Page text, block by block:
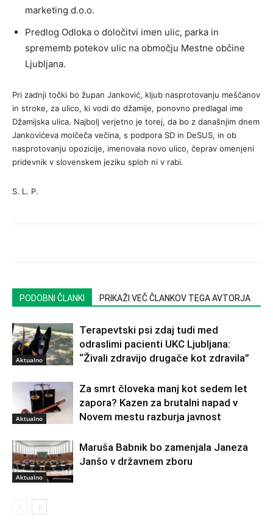
marketing d.o.o.
Predlog Odloka o določitvi imen ulic, parka in
sprememb potekov ulic na območju Mestne občine
Ljubljana.
Pri zadnji točki bo župan Janković, kljub nasprotovanju meščanov
in stroke, za ulico, ki vodi do džamije, ponovno predlagal ime
Džamijska ulica. Najbolj verjetno je torej, da bo z današnjim dnem
Jankovićeva molčeča večina, s podpora SD in DeSUS, in ob
nasprotovanju opozicije, imenovala novo ulico, čeprav omenjeni
pridevnik v slovenskem jeziku sploh ni v rabi.
S. L. P.
PODOBNI ČLANKI PRIKAŽI VEČ ČLANKOV TEGA AVTORJA
Aktualno
Terapevtski psi zdaj tudi med
odraslimi pacienti UKC Ljubljana:
“Živali zdravijo drugače kot zdravila”
Aktualno
Za smrt človeka manj kot sedem let
zapora? Kazen za brutalni napad v
Novem mestu razburja javnost
Aktualno
Maruša Babnik bo zamenjala Janeza
Janšo v državnem zboru